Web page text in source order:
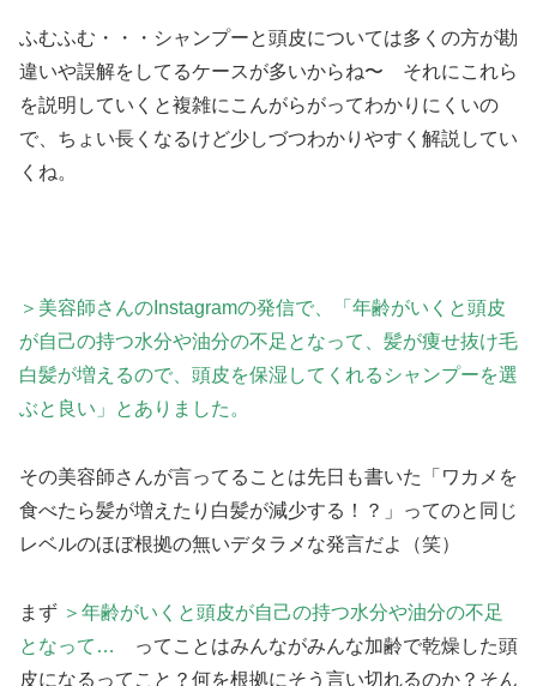
ふむふむ・・・シャンプーと頭皮については多くの方が勘
違いや誤解をしてるケースが多いからね〜 それにこれら
を説明していくと複雑にこんがらがってわかりにくいの
で、ちょい長くなるけど少しづつわかりやすく解説してい
くね。
＞美容師さんのInstagramの発信で、「年齢がいくと頭皮
が自己の持つ水分や油分の不足となって、髪が痩せ抜け毛
白髪が増 えるので、頭皮を保湿してくれるシャンプーを選
ぶと良い」とありました。
その美容師さんが言ってることは先日も書いた「ワカメを
食べたら髪が増えたり白髪が減少する！？」ってのと同じ
レベルのほぼ根拠の無いデタラメな発言だよ（笑）
まず ＞年齢がいくと頭皮が自己の持つ水分や油分の不足
となって…
ってことはみんながみんな加齢で乾燥した頭
皮になるってこと？何を根拠にそう言い切れるのか？そん